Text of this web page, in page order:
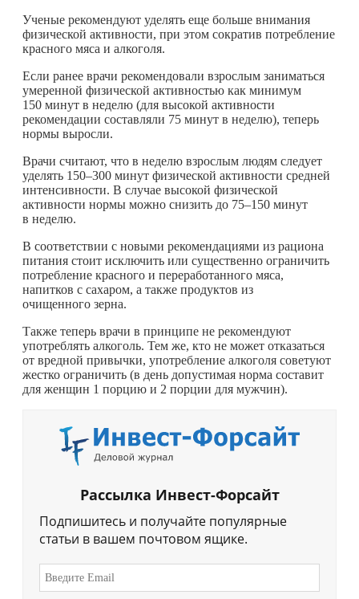
Ученые рекомендуют уделять еще больше внимания
физической активности, при этом сократив потребление
красного мяса и алкоголя.
Если ранее врачи рекомендовали взрослым заниматься
умеренной физической активностью как минимум
150 минут в неделю (для высокой активности
рекомендации составляли 75 минут в неделю), теперь
нормы выросли.
Врачи считают, что в неделю взрослым людям следует
уделять 150–300 минут физической активности средней
интенсивности. В случае высокой физической
активности нормы можно снизить до 75–150 минут
в неделю.
В соответствии с новыми рекомендациями из рациона
питания стоит исключить или существенно ограничить
потребление красного и переработанного мяса,
напитков с сахаром, а также продуктов из
очищенного зерна.
Также теперь врачи в принципе не рекомендуют
употреблять алкоголь. Тем же, кто не может отказаться
от вредной привычки, употребление алкоголя советуют
жестко ограничить (в день допустимая норма составит
для женщин 1 порцию и 2 порции для мужчин).
Рассылка Инвест-Форсайт
Подпишитесь и получайте популярные
статьи в вашем почтовом ящике.